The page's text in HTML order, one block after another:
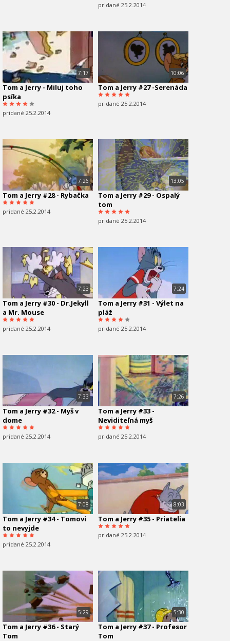
pridané 25.2.2014
7:17
Tom a Jerry - Miluj toho
psíka
pridané 25.2.2014
10:06
Tom a Jerry #27 -Serenáda
pridané 25.2.2014
7:26
Tom a Jerry #28 - Rybačka
pridané 25.2.2014
13:05
Tom a Jerry #29 - Ospalý
tom
pridané 25.2.2014
7:23
Tom a Jerry #30 - Dr.Jekyll
a Mr. Mouse
pridané 25.2.2014
7:24
Tom a Jerry #31 - Výlet na
pláž
pridané 25.2.2014
7:33
Tom a Jerry #32 - Myš v
dome
pridané 25.2.2014
7:26
Tom a Jerry #33 -
Neviditeľná myš
pridané 25.2.2014
7:08
Tom a Jerry #34 - Tomovi
to nevyjde
pridané 25.2.2014
8:03
Tom a Jerry #35 - Priatelia
pridané 25.2.2014
5:29
Tom a Jerry #36 - Starý
Tom
5:30
Tom a Jerry #37 - Profesor
Tom